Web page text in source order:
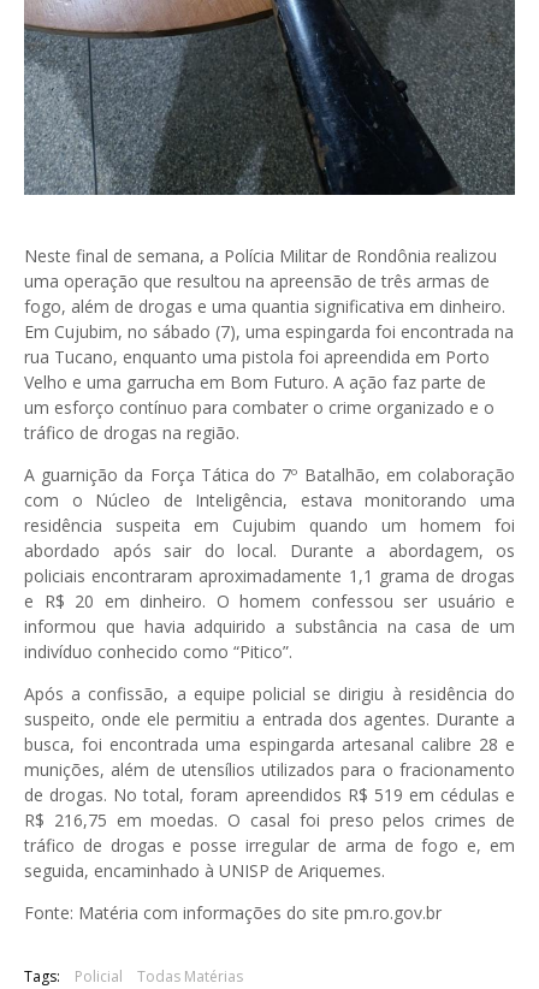
Neste final de semana, a Polícia Militar de Rondônia realizou
uma operação que resultou na apreensão de três armas de
fogo, além de drogas e uma quantia significativa em dinheiro.
Em Cujubim, no sábado (7), uma espingarda foi encontrada na
rua Tucano, enquanto uma pistola foi apreendida em Porto
Velho e uma garrucha em Bom Futuro. A ação faz parte de
um esforço contínuo para combater o crime organizado e o
tráfico de drogas na região.
A guarnição da Força Tática do 7º Batalhão, em colaboração
com o Núcleo de Inteligência, estava monitorando uma
residência suspeita em Cujubim quando um homem foi
abordado após sair do local. Durante a abordagem, os
policiais encontraram aproximadamente 1,1 grama de drogas
e R$ 20 em dinheiro. O homem confessou ser usuário e
informou que havia adquirido a substância na casa de um
indivíduo conhecido como “Pitico”.
Após a confissão, a equipe policial se dirigiu à residência do
suspeito, onde ele permitiu a entrada dos agentes. Durante a
busca, foi encontrada uma espingarda artesanal calibre 28 e
munições, além de utensílios utilizados para o fracionamento
de drogas. No total, foram apreendidos R$ 519 em cédulas e
R$ 216,75 em moedas. O casal foi preso pelos crimes de
tráfico de drogas e posse irregular de arma de fogo e, em
seguida, encaminhado à UNISP de Ariquemes.
Fonte: Matéria com informações do site pm.ro.gov.br
Tags: Policial Todas Matérias